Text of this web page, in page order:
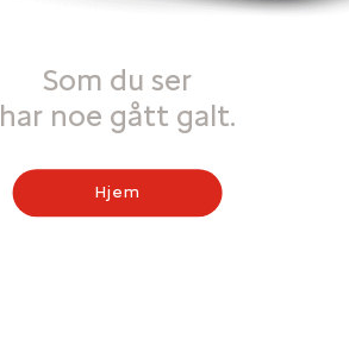
Som du ser
har noe gått galt.
Hjem